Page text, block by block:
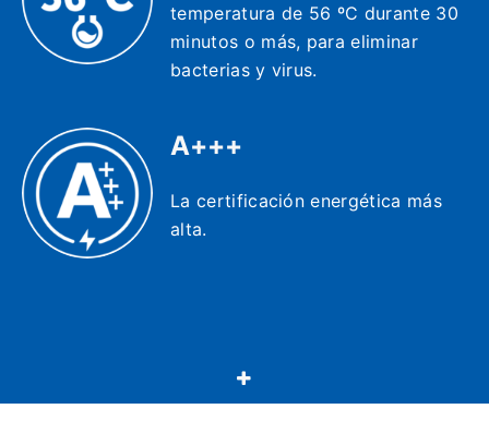
temperatura de 56 ºC durante 30
minutos o más, para eliminar
bacterias y virus.
A+++
La certificación energética más
alta.